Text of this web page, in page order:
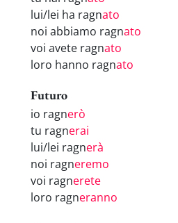
lui/lei ha ragnato
noi abbiamo ragnato
voi avete ragnato
loro hanno ragnato
Futuro
io ragnerò
tu ragnerai
lui/lei ragnerà
noi ragneremo
voi ragnerete
loro ragneranno